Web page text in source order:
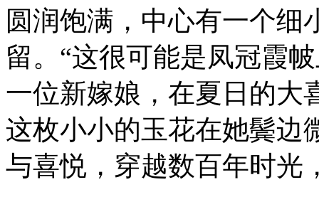
圆润饱满，中心有一个细
留。“这很可能是凤冠霞
一位新嫁娘，在夏日的大
这枚小小的玉花在她鬓边
与喜悦，穿越数百年时光